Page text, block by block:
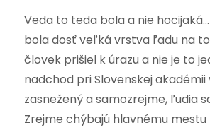
Veda to teda bola a nie
bola dosť veľká vrstva ľadu na
človek prišiel k úrazu a nie je to
nadchod pri Slovenskej
zasnežený a samozrejme, ľudia
Zrejme chýbajú hlavnému mestu